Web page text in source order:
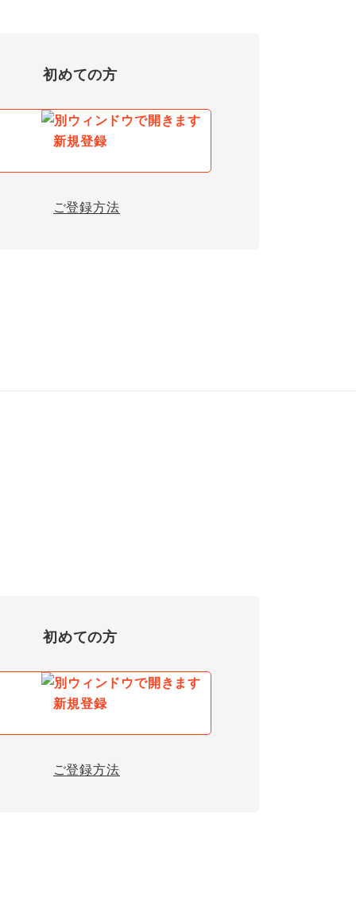
初めての方
新規登録
ご登録方法
初めての方
新規登録
ご登録方法